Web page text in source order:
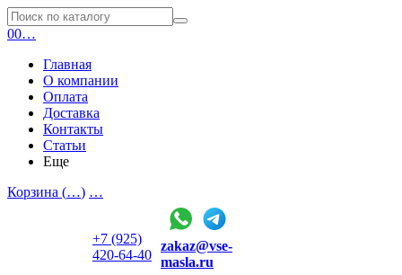
00…
Главная
О компании
Оплата
Доставка
Контакты
Статьи
Еще
Корзина (…) …
+7 (925)
420-64-40
zakaz@vse-
masla.ru